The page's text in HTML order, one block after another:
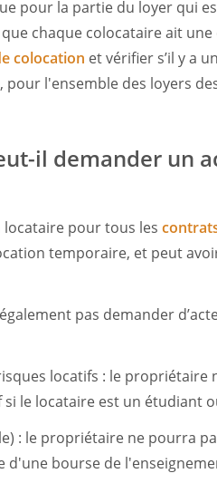
pour la partie du loyer qui
chaque colocataire ait une
colocation et vérifier s’il y a
pour l'ensemble des loyers
il demander un
pour tous les
temporaire, et peut
pas demander
locatifs : le propriétaire
si le locataire est un étudiant
: le propriétaire ne pourra
d'une bourse de